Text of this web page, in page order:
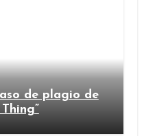
de plagio de